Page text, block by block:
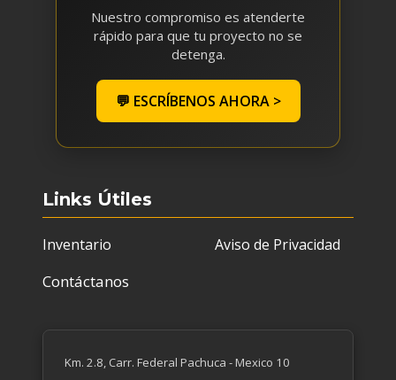
Nuestro compromiso es atenderte
rápido para que tu proyecto no se
detenga.
💬 ESCRÍBENOS AHORA >
Links Útiles
Inventario
Contáctanos
Aviso de Privacidad
Km. 2.8, Carr. Federal Pachuca - Mexico 10